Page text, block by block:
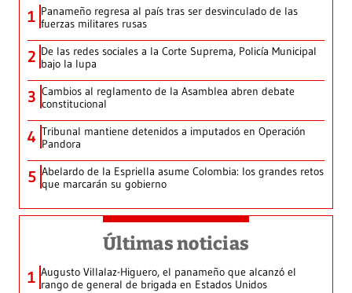
1 Panameño regresa al país tras ser desvinculado de las
fuerzas militares rusas
2 De las redes sociales a la Corte Suprema, Policía Municipal
bajo la lupa
3 Cambios al reglamento de la Asamblea abren debate
constitucional
4 Tribunal mantiene detenidos a imputados en Operación
Pandora
5 Abelardo de la Espriella asume Colombia: los grandes retos
que marcarán su gobierno
Últimas noticias
1 Augusto Villalaz-Higuero, el panameño que alcanzó el
rango de general de brigada en Estados Unidos